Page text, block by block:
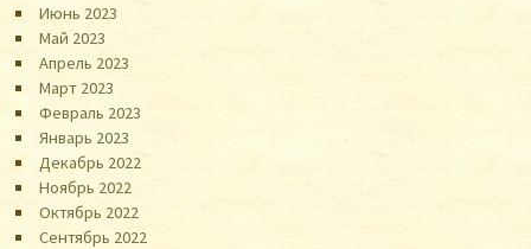
Июнь 2023
Май 2023
Апрель 2023
Март 2023
Февраль 2023
Январь 2023
Декабрь 2022
Ноябрь 2022
Октябрь 2022
Сентябрь 2022